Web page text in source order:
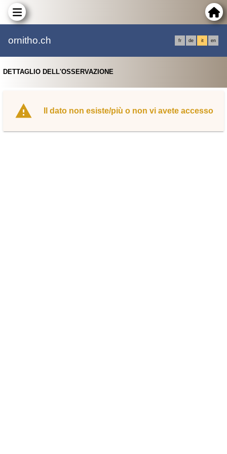
ornitho.ch fr de it en
DETTAGLIO DELL'OSSERVAZIONE
Il dato non esiste/più o non vi avete accesso